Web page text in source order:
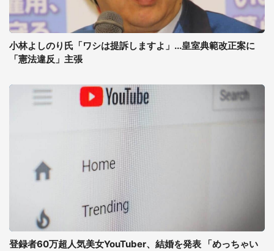
小林よしのり氏「ワシは提訴しますよ」...皇室典範改正案に
「憲法違反」主張
登録者60万超人気美女YouTuber、結婚を発表 「めっちゃい